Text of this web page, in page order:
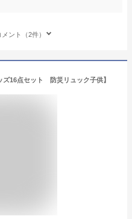
ント（2件）
ズ16点セット 防災リュック子供】